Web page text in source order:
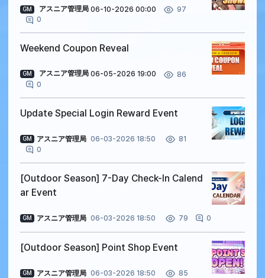
GM アスニア管理局 06-10-2026 00:00
97
0
Weekend Coupon Reveal
GM アスニア管理局 06-05-2026 19:00
86
0
Update Special Login Reward Event
GM アスニア管理局 06-03-2026 18:50
81
0
[Outdoor Season] 7-Day Check-In Calend
ar Event
GM アスニア管理局 06-03-2026 18:50 79 0
[Outdoor Season] Point Shop Event
GM アスニア管理局 06-03-2026 18:50
85